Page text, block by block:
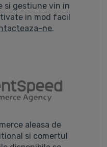
si gestiune vin in
in mod facil
ne.
aleasa de
si comertul